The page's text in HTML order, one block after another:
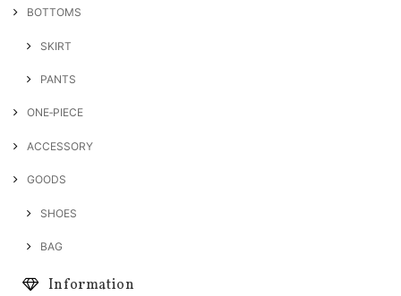
BOTTOMS
SKIRT
PANTS
ONE‐PIECE
ACCESSORY
GOODS
SHOES
BAG
Information